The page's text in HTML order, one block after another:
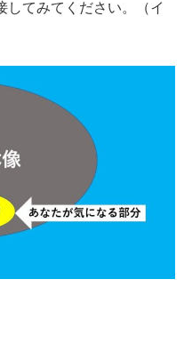
してみてください。（イ